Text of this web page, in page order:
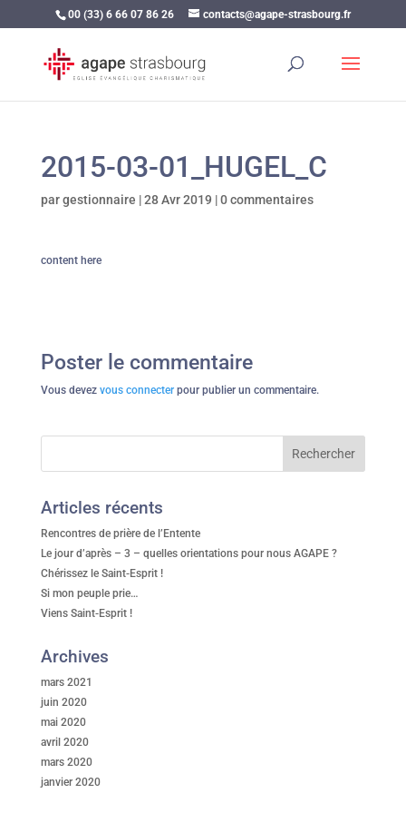
00 (33) 6 66 07 86 26 contacts@agape-strasbourg.fr
2015-03-01_HUGEL_C
pargestionnaire |28 Avr 2019 |0 commentaires
content here
Poster le commentaire
Vous devez vous connecterpour publier un commentaire.
Articles récents
Rencontres de prière de l’Entente
Le jour d’après – 3 – quelles orientations pour nous AGAPE ?
Chérissez le Saint-Esprit !
Si mon peuple prie…
Viens Saint-Esprit !
Archives
mars 2021
juin 2020
mai 2020
avril 2020
mars 2020
janvier 2020